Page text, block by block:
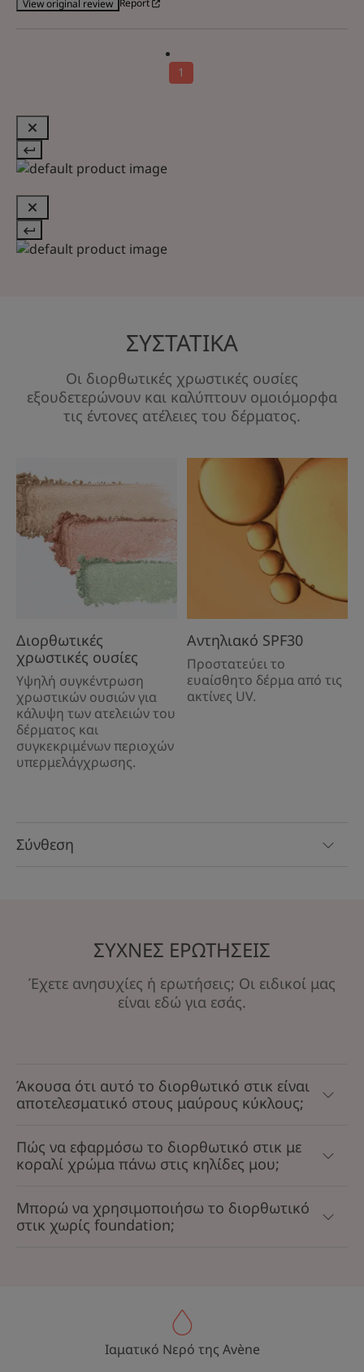
View original review Report
1
ΣΥΣΤΑΤΙΚΑ
Οι διορθωτικές χρωστικές ουσίες
εξουδετερώνουν και καλύπτουν ομοιόμορφα
τις έντονες ατέλειες του δέρματος.
Σύνθεση
Διορθωτικές
χρωστικές ουσίες
Υψηλή συγκέντρωση
χρωστικών ουσιών για
κάλυψη των ατελειών του
δέρματος και
συγκεκριμένων περιοχών
υπερμελάγχρωσης.
Αντηλιακό SPF30
Προστατεύει το
ευαίσθητο δέρμα από τις
ακτίνες UV.
ΣΥΧΝΕΣ ΕΡΩΤΗΣΕΙΣ
Έχετε ανησυχίες ή ερωτήσεις; Οι ειδικοί μας
είναι εδώ για εσάς.
Άκουσα ότι αυτό το διορθωτικό στικ είναι
αποτελεσματικό στους μαύρους κύκλους;
Πώς να εφαρμόσω το διορθωτικό στικ με
κοραλί χρώμα πάνω στις κηλίδες μου;
Μπορώ να χρησιμοποιήσω το διορθωτικό
στικ χωρίς foundation;
Ιαματικό Νερό της Avène